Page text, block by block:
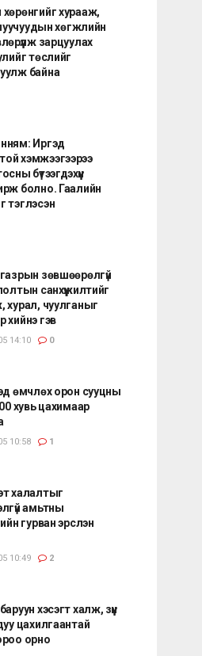
хурааж,
хөгжлийн
зарцуулах
төслийг
байна
Иргэд
хэмжээгээрээ
бүтээгдэхүүн
болно. Гаалийн
тэглэсэн
зөвшөөрөлгүй
санхүүжилтийг
хурал, чуулганыг
хийнэ гэв
14:10 0
өмчлөх орон сууцны
хувь цахимаар
10:58 1
халалтыг
амьтны
гурван эрслэн
10:49 2
хэсэгт халж, зүүн
цахилгаантай
орно